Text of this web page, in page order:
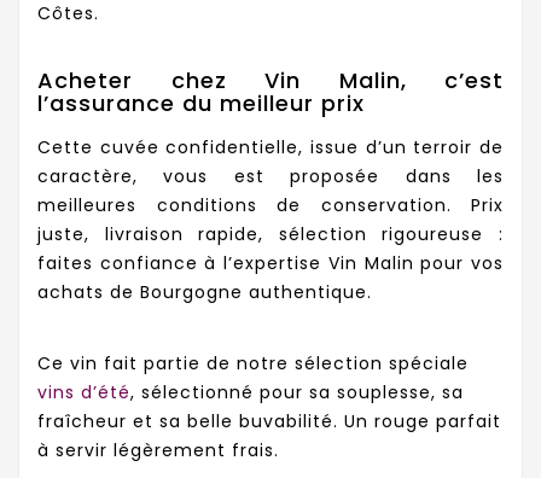
Côtes.
Acheter chez Vin Malin, c’est
l’assurance du meilleur prix
Cette cuvée confidentielle, issue d’un terroir de
caractère, vous est proposée dans les
meilleures conditions de conservation. Prix
juste, livraison rapide, sélection rigoureuse :
faites confiance à l’expertise Vin Malin pour vos
achats de Bourgogne authentique.
Ce vin fait partie de notre sélection spéciale
vins d’été, sélectionné pour sa souplesse, sa
fraîcheur et sa belle buvabilité. Un rouge parfait
à servir légèrement frais.